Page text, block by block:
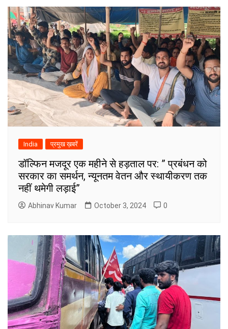
India प्रमुख ख़बरें
डॉल्फिन मजदूर एक महीने से हड़ताल पर: ” प्रबंधन को
सरकार का समर्थन, न्यूनतम वेतन और स्थायीकरण तक
नहीं थमेगी लड़ाई”
Abhinav Kumar October 3, 2024 0